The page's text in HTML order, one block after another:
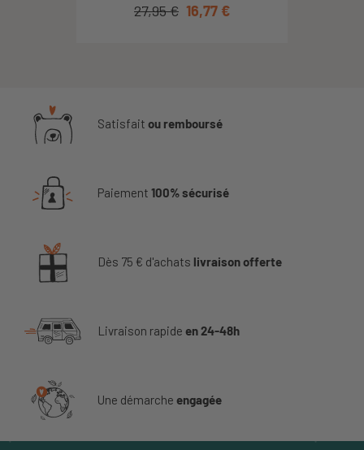
27,95 € 16,77 €
Satisfait ou remboursé
Paiement 100% sécurisé
Dès 75 € d'achats livraison offerte
Livraison rapide en 24-48h
Une démarche engagée